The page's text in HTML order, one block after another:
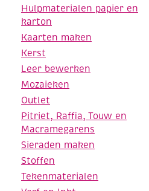
Hulpmaterialen papier en
karton
Kaarten maken
Kerst
Leer bewerken
Mozaieken
Outlet
Pitriet, Raffia, Touw en
Macramegarens
Sieraden maken
Stoffen
Tekenmaterialen